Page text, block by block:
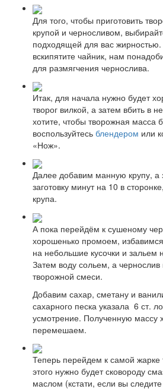
Для того, чтобы приготовить
крупой и черносливом,
подходящей для вас
вскипятите чайник, нам
для размягчения чернослива.
Итак, для начала нужно будет
творог вилкой, а затем вбить в
хотите, чтобы творожная масса
воспользуйтесь блендером или
«Нож».
Далее добавим манную крупу, а
заготовку минут на 10 в
крупа.
А пока перейдём к сушеному
хорошенько промоем,
на небольшие кусочки и зальем
Затем воду сольем, а
творожной смеси.
Добавим сахар, сметану и
сахарного песка указала 6 ст.
усмотрение. Полученную массу
перемешаем.
Теперь перейдем к самой
этого нужно будет сковороду
маслом (кстати, если вы